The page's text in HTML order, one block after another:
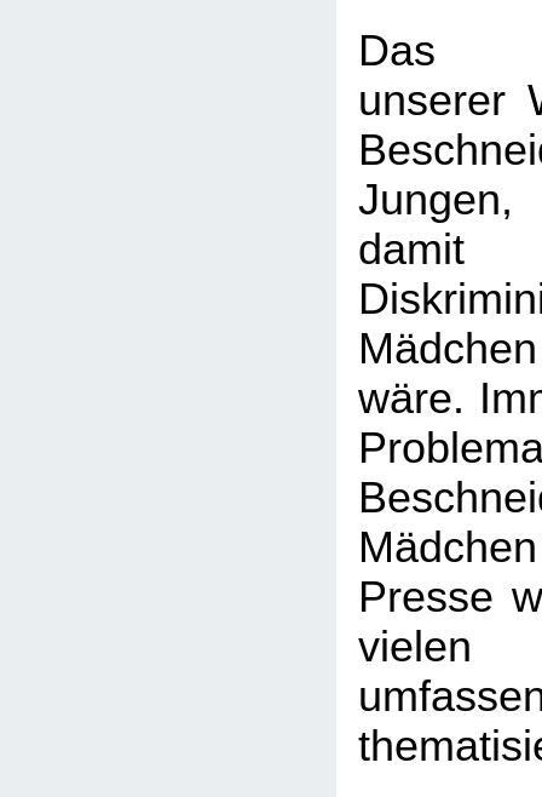
Das
unserer
wäre.
Presse